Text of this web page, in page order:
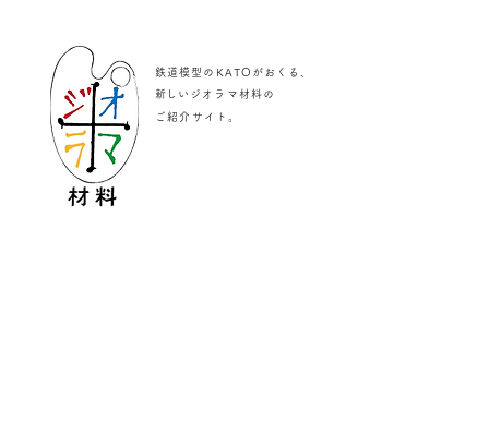
鉄道模型のKATOがおくる、
​新しいジオラマ材料の
ご紹介サイト